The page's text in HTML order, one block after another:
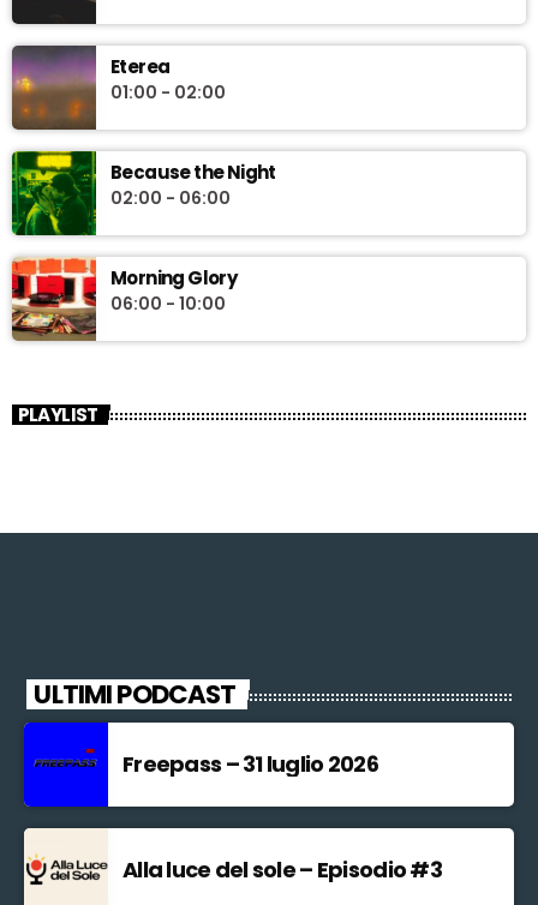
Eterea
01:00 - 02:00
Because the Night
02:00 - 06:00
Morning Glory
06:00 - 10:00
PLAYLIST
ULTIMI PODCAST
Freepass – 31 luglio 2026
Alla luce del sole – Episodio #3